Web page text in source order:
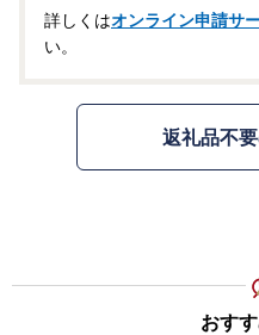
詳しくはオンライン申請サ
い。
返礼品不
おす